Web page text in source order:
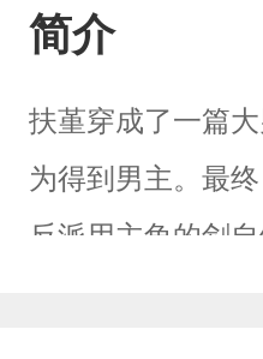
简介
扶堇穿成了一篇
为得到男主。最
反派用主角的剑